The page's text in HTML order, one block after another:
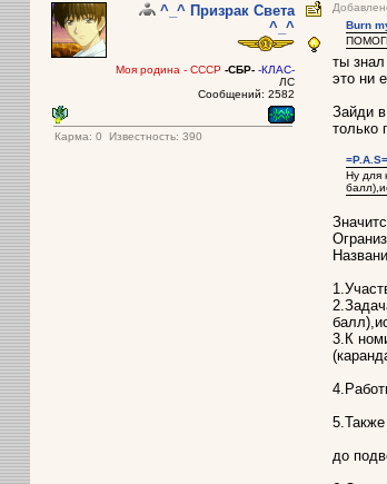
^_^ Призрак Света
^_^
Моя родина - СССР -СБР- -КЛАС-
ЛС
Сообщений: 2582
Карма: 0 Известность: 390
Burn
ты
это ни
Зайди
только
Ну для
3.К
до